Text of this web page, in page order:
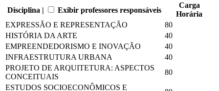
Disciplina | Exibir professores responsáveis
Carga
Horária
EXPRESSÃO E REPRESENTAÇÃO
80
HISTÓRIA DA ARTE
40
EMPREENDEDORISMO E INOVAÇÃO
40
INFRAESTRUTURA URBANA
40
PROJETO DE ARQUITETURA: ASPECTOS
CONCEITUAIS
80
ESTUDOS SOCIOECONÔMICOS E